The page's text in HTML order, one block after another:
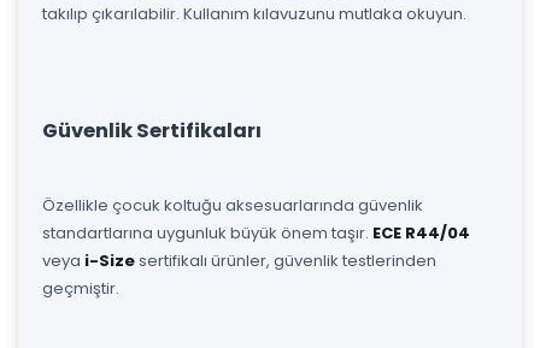
takılıp çıkarılabilir. Kullanım kılavuzunu mutlaka okuyun.
Güvenlik Sertifikaları
Özellikle çocuk koltuğu aksesuarlarında güvenlik
standartlarına uygunluk büyük önem taşır. ECE R44/04
veya i-Sizesertifikalı ürünler, güvenlik testlerinden
geçmiştir.